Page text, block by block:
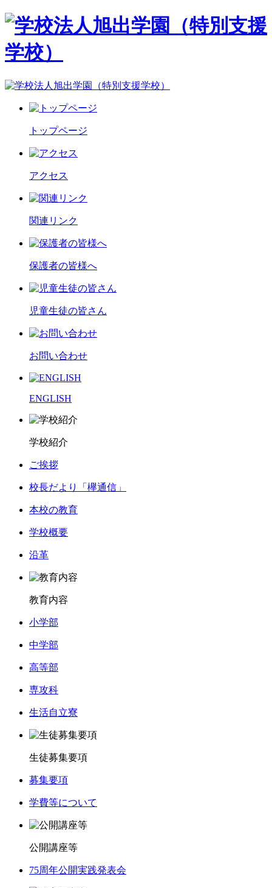
トップページ
アクセス
関連リンク
保護者の皆様へ
児童生徒の皆さん
お問い合わせ
ENGLISH
学校紹介
ご挨拶
校長だより「欅通信」
本校の教育
学校概要
沿革
教育内容
小学部
中学部
高等部
専攻科
生活自立寮
生徒募集要項
募集要項
学費等について
公開講座等
75周年公開実践発表会